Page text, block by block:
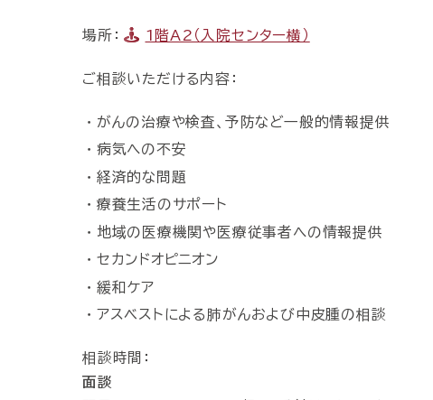
場所： 1階A2（入院センター横）
ご相談いただける内容：
がんの治療や検査、予防など一般的情報提供
病気への不安
経済的な問題
療養生活のサポート
地域の医療機関や医療従事者への情報提供
セカンドオピニオン
緩和ケア
アスベストによる肺がんおよび中皮腫の相談
相談時間：
面談